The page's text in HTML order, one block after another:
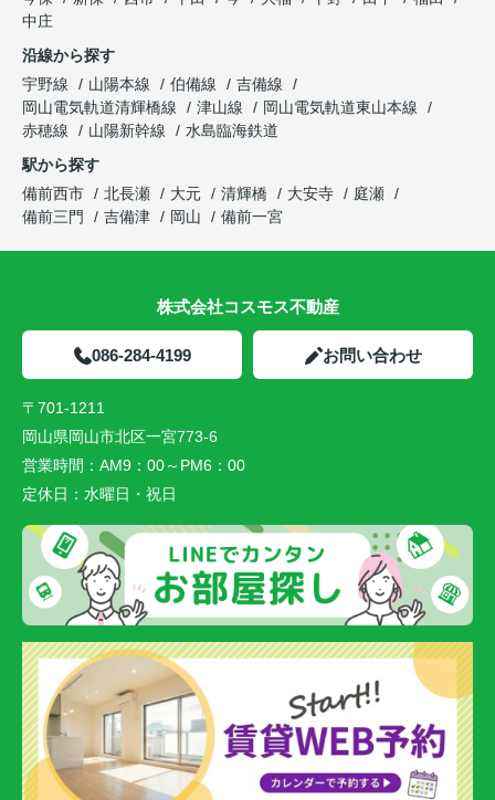
中庄
沿線から探す
宇野線
山陽本線 伯備線
吉備線
岡山電気軌道清輝橋線
津山線
岡山電気軌道東山本線
赤穂線
山陽新幹線
水島臨海鉄道
駅から探す
備前西市
北長瀬 大元 清輝橋 大安寺
庭瀬
備前三門
吉備津 岡山 備前一宮
株式会社コスモス不動産
086-284-4199 お問い合わせ
〒701-1211
岡山県岡山市北区一宮773-6
営業時間： AM9：00～PM6：00
定休日： 水曜日・祝日